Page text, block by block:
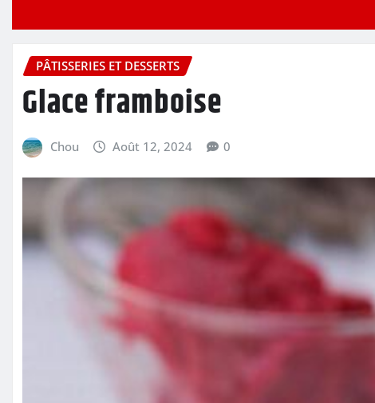
PÂTISSERIES ET DESSERTS
Glace framboise
Chou Août 12, 2024 0